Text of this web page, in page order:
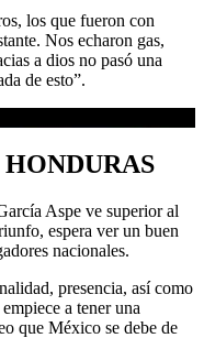
los que fueron con
Nos echaron gas,
a dios no pasó una
de esto”.
Aspe ve superior al
espera ver un buen
nacionales.
presencia, así como
a tener una
que México se debe de